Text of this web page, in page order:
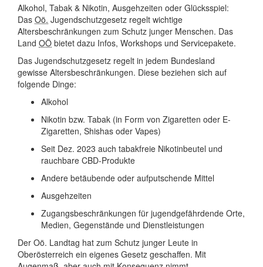
Alkohol, Tabak & Nikotin, Ausgehzeiten oder Glücksspiel:
Das Oö. Jugendschutzgesetz regelt wichtige
Altersbeschränkungen zum Schutz junger Menschen. Das
Land OÖ bietet dazu Infos, Workshops und Servicepakete.
Das Jugendschutzgesetz regelt in jedem Bundesland
gewisse Altersbeschränkungen. Diese beziehen sich auf
folgende Dinge:
Alkohol
Nikotin bzw. Tabak (in Form von Zigaretten oder E-
Zigaretten, Shishas oder Vapes)
Seit Dez. 2023 auch tabakfreie Nikotinbeutel und
rauchbare CBD-Produkte
Andere betäubende oder aufputschende Mittel
Ausgehzeiten
Zugangsbeschränkungen für jugendgefährdende Orte,
Medien, Gegenstände und Dienstleistungen
Der Oö. Landtag hat zum Schutz junger Leute in
Oberösterreich ein eigenes Gesetz geschaffen. Mit